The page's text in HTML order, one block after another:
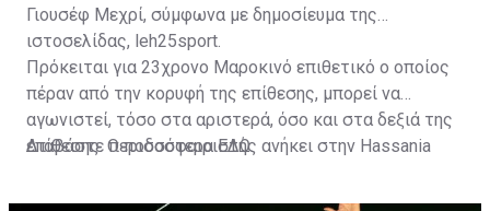
Γιουσέφ Μεχρί, σύμφωνα με δημοσίευμα της
ιστοσελίδας, leh25sport.
Πρόκειται για 23χρονο Μαροκινό επιθετικό ο οποίος
πέραν από την κορυφή της επίθεσης, μπορεί να
αγωνιστεί, τόσο στα αριστερά, όσο και στα δεξιά της
επίθεσης. Ο ποδοσφαιριστής ανήκει στην Hassania
Διαβάστε περισσότεραΕΔΩ.